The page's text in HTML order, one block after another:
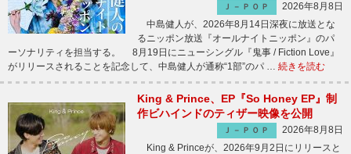
Ｊ－ＰＯＰ
2026年8月8日
中島健人が、2026年8月14日深夜に放送とな
るニッポン放送『オールナイトニッポン』のパ
ーソナリティを担当する。 8月19日にニューシングル『鬼事 / Fiction Love』
がリリースされることを記念して、中島健人が通称“1部”のパ … 続きを読む
King & Prince、EP『So Honey EP』制
作ビハインドのティザー映像を公開
Ｊ－ＰＯＰ
2026年8月8日
King & Princeが、2026年9月2日にリリースと